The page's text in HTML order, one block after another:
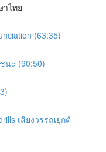
าไทย
(63:35)
นะ (90:50)
เสียงวรรณยุกต์